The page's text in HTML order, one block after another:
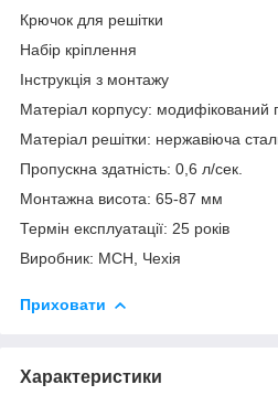
Крючок для решітки
Набір кріплення
Інструкція з монтажу
Матеріал корпусу: модифікований
Матеріал решітки: нержавіюча
Пропускна здатність: 0,6 л/сек.
Монтажна висота: 65-87 мм
Термін експлуатації: 25 років
Виробник: МСН, Чехія
Приховати
Характеристики